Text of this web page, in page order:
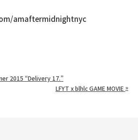
amaftermidnightnyc
2015 “Delivery 17.”
LFYT x blhlc GAME MOVIE »